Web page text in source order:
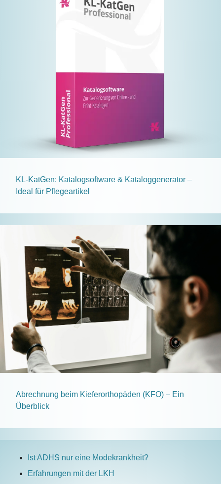
KL-KatGen: Katalogsoftware & Kataloggenerator –
Ideal für Pflegeartikel
Abrechnung beim Kieferorthopäden (KFO) – Ein
Überblick
Ist ADHS nur eine Modekrankheit?
Erfahrungen mit der LKH